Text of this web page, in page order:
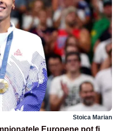
Stoica Marian
Europene pot fi